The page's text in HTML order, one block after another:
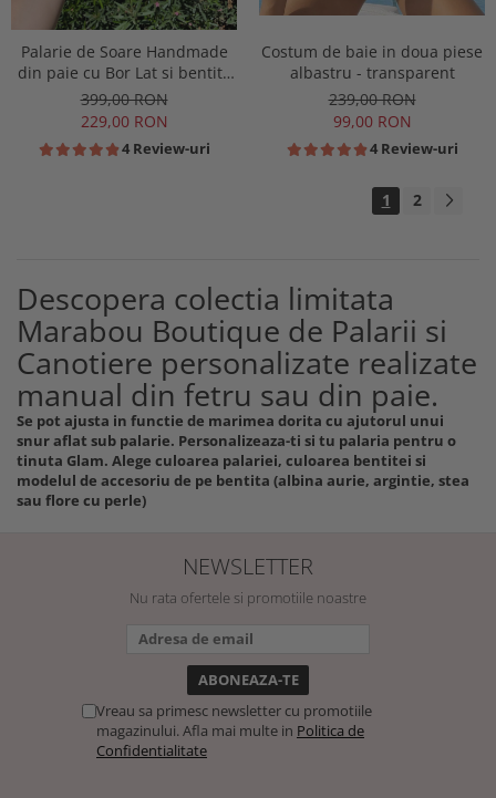
Palarie de Soare Handmade
din paie cu Bor Lat si bentita
colorata detasabila
399,00 RON
229,00 RON
4 Review-uri
Costum de baie in doua piese
albastru - transparent
239,00 RON
99,00 RON
4 Review-uri
1 2
Descopera colectia limitata
Marabou Boutique de Palarii si
Canotiere personalizate realizate
manual din fetru sau din paie.
Se pot ajusta in functie de marimea dorita cu ajutorul unui
snur aflat sub palarie. Personalizeaza-ti si tu palaria pentru o
tinuta Glam. Alege culoarea palariei, culoarea bentitei si
modelul de accesoriu de pe bentita (albina aurie, argintie, stea
sau flore cu perle)
NEWSLETTER
Nu rata ofertele si promotiile noastre
Vreau sa primesc newsletter cu promotiile
magazinului. Afla mai multe in Politica de
Confidentialitate